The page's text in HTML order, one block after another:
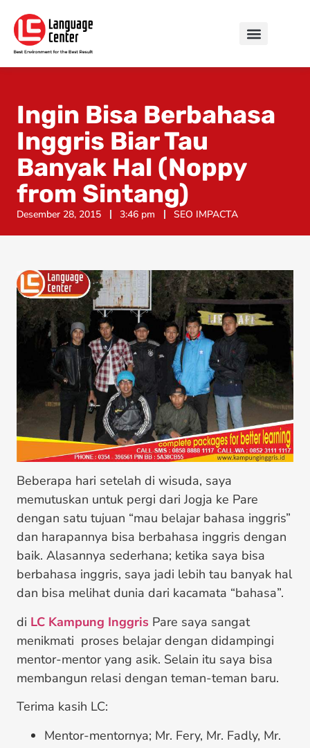
Ingin Bisa Berbahasa
Inggris Biar Tau
Banyak Hal (Noppy
from Sintang)
Desember 28, 2015 3:46 pm SEO IMPACTA
Beberapa hari setelah di wisuda, saya
memutuskan untuk pergi dari Jogja ke Pare
dengan satu tujuan “mau belajar bahasa inggris”
dan harapannya bisa berbahasa inggris dengan
baik. Alasannya sederhana; ketika saya bisa
berbahasa inggris, saya jadi lebih tau banyak hal
dan bisa melihat dunia dari kacamata “bahasa”.
di LC Kampung Inggris Pare saya sangat
menikmati proses belajar dengan didampingi
mentor-mentor yang asik. Selain itu saya bisa
membangun relasi dengan teman-teman baru.
Terima kasih LC:
Mentor-mentornya; Mr. Fery, Mr. Fadly, Mr.